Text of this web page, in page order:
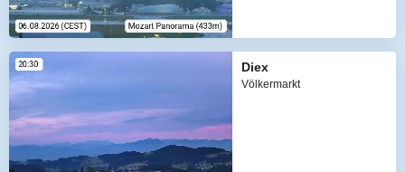
Diex
Völkermarkt